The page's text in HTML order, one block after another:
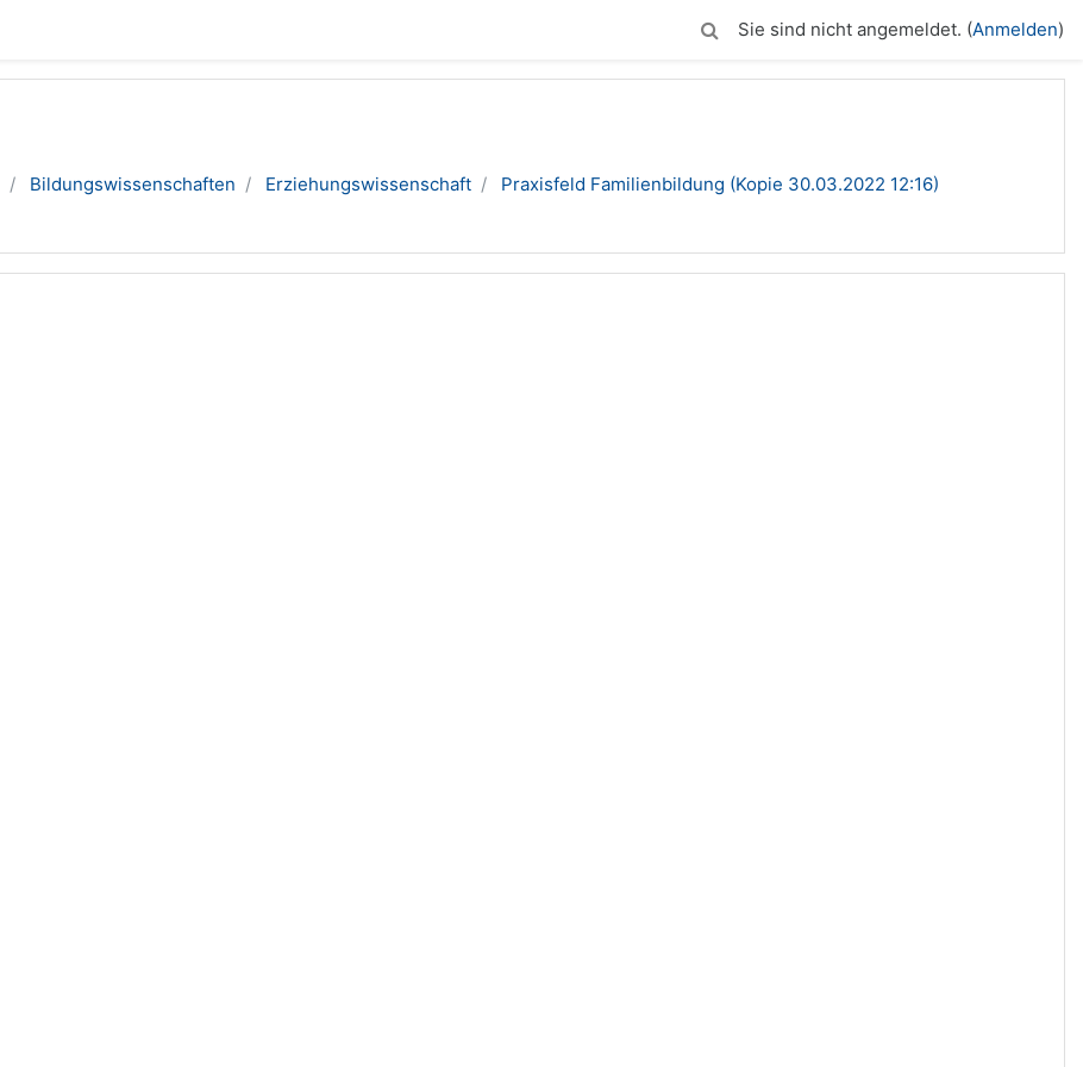
Sie sind nicht angemeldet. (Anmelden)
Bildungswissenschaften Erziehungswissenschaft
Praxisfeld Familienbildung (Kopie 30.03.2022 12:16)